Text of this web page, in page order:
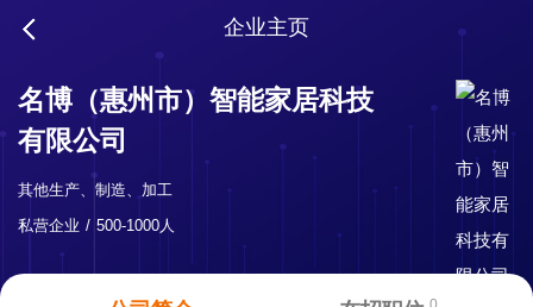
企业主页
名博（惠州市）智能家居科技
有限公司
其他生产、制造、加工
私营企业
500-1000人